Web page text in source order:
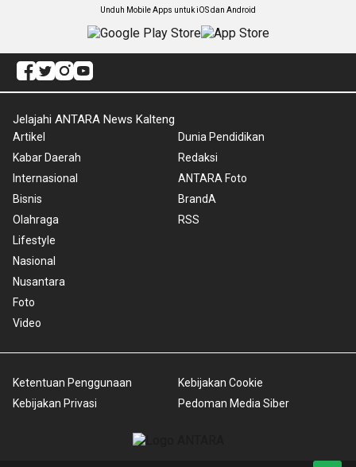
Unduh Mobile Apps untuk iOS dan Android
Jelajahi ANTARA News Kalteng
Artikel
Kabar Daerah
Internasional
Bisnis
Olahraga
Lifestyle
Nasional
Nusantara
Foto
Video
Dunia Pendidikan
Redaksi
ANTARA Foto
BrandA
RSS
Ketentuan Penggunaan
Kebijakan Privasi
Kebijakan Cookie
Pedoman Media Siber